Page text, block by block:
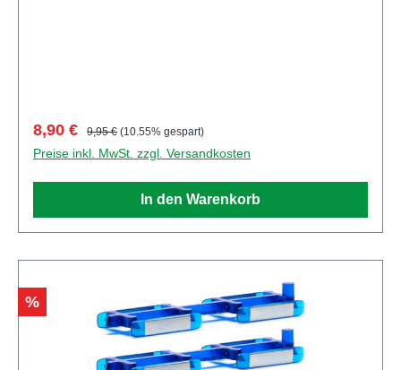
Verkaufspreis:
8,90 € Regulärer Preis:
9,95 € (10.55% gespart)
Preise inkl. MwSt. zzgl. Versandkosten
In den Warenkorb
Rabatt
%